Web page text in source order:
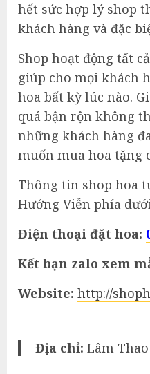
hết sức hợp lý shop
khách hàng và đặc
Shop hoạt động tất
giúp cho mọi khách
hoa bất kỳ lúc nào.
quá bận rộn không
những khách hàng
muốn mua hoa tặng
Thông tin shop hoa
Hướng Viễn phía
Điện thoại đặt hoa:
Kết bạn zalo xem
Website: http://
Địa chỉ: Lâm